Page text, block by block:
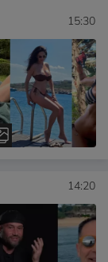
15:30
14:20